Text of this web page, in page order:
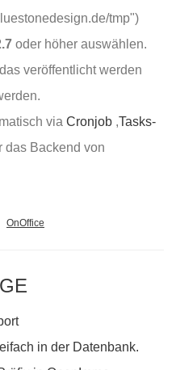
tmp")
oder höher auswählen.
veröffentlicht werden
via Cronjob ,Tasks-
das Backend von
OnOffice
in der Datenbank.